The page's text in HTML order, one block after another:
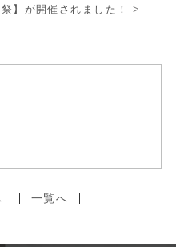
】が開催されました！
>
一覧へ